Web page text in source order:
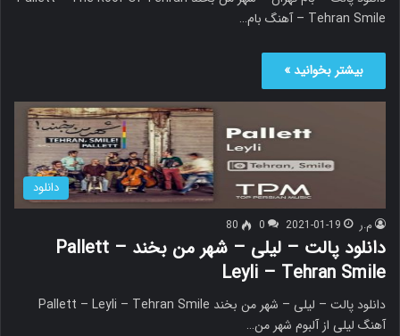
– Tehran Smile آهنگ بام…
بیشتر بخوانید »
دانلود
م.ر 2021-01-19
0
80
دانلود پالت – لیلی – شهر من بخند Pallett –
Leyli – Tehran Smile
دانلود پالت – لیلی – شهر من بخند Pallett – Leyli – Tehran Smile
آهنگ لیلی از آلبوم شهر من…